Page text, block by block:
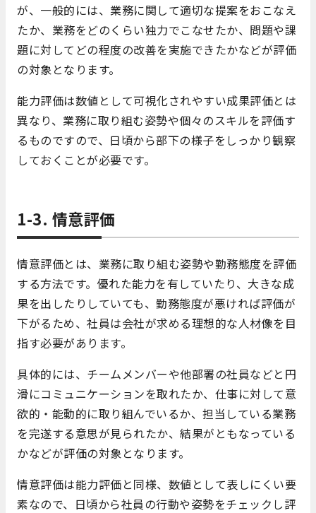
が、一般的には、業務に関して適切な提案をおこなえ
たか、業務をどのくらい独力でこなせたか、問題や課
題に対してどの程度の改善を実施できたかなどが評価
の対象となります。
能力評価は数値として可視化されやすい成果評価とは
異なり、業務に取り組む姿勢や個々のスキルを評価す
るものですので、日頃から部下の様子をしっかり観察
しておくことが必要です。
1-3. 情意評価
情意評価とは、業務に取り組む姿勢や勤務態度を評価
する方法です。優れた能力を有していたり、大きな成
果を出したりしていても、勤務態度が悪ければ評価が
下がるため、社員は会社が求める理想的な人材像を目
指す必要があります。
具体的には、チームメンバーや他部署の社員などと円
滑にコミュニケーションを取れたか、仕事に対して意
欲的・能動的に取り組んでいるか、担当している業務
を完遂する意思が見られたか、結果がともなっている
かなどが評価の対象となります。
情意評価は能力評価と同様、数値として表しにくい要
素なので、日頃から社員の行動や姿勢をチェックし評